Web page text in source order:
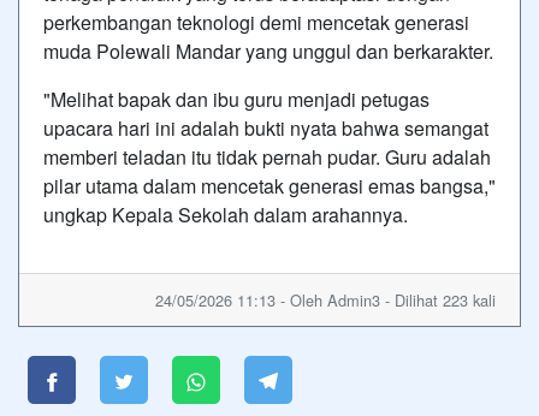
perkembangan teknologi demi mencetak generasi
muda Polewali Mandar yang unggul dan berkarakter.
"Melihat bapak dan ibu guru menjadi petugas
upacara hari ini adalah bukti nyata bahwa semangat
memberi teladan itu tidak pernah pudar. Guru adalah
pilar utama dalam mencetak generasi emas bangsa,"
ungkap Kepala Sekolah dalam arahannya.
24/05/2026 11:13 - Oleh Admin3 - Dilihat 223 kali